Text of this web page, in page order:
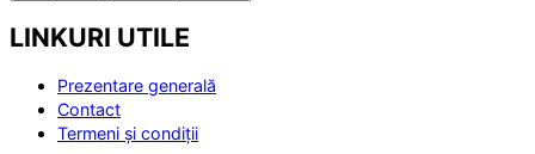
LINKURI UTILE
Prezentare generală
Contact
Termeni și condiții